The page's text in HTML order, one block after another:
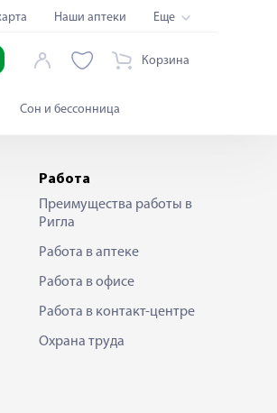
Наши аптеки Еще
Корзина
Сон и бессонница
Работа
Преимущества работы в
Ригла
Работа в аптеке
Работа в офисе
Работа в контакт-центре
Охрана труда